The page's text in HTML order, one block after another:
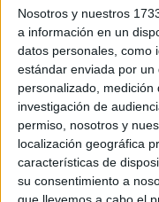
Nosotros y nuestros
a información en un
datos personales, como
estándar enviada por
personalizado, medición
investigación de
permiso, nosotros y
localización geográfica
características de
su consentimiento a
El seleccionador de
vísperas de jugarse
Mundial de Qatar
frente al "mejor
doblegar "con fervor
"Todavía tenemos
asegura el técnico